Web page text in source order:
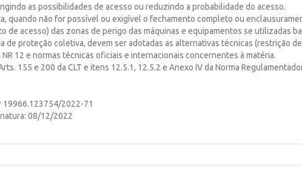
as possibilidades de acesso ou reduzindo a probabilidade do acesso.
quando não for possível ou exigível o fechamento completo ou
de acesso) das zonas de perigo das máquinas e equipamentos se utilizadas
de proteção coletiva, devem ser adotadas as alternativas técnicas (restrição
12 e normas técnicas oficiais e internacionais concernentes à matéria.
155 e 200 da CLT e itens 12.5.1, 12.5.2 e Anexo IV da Norma
19966.123754/2022-71
08/12/2022